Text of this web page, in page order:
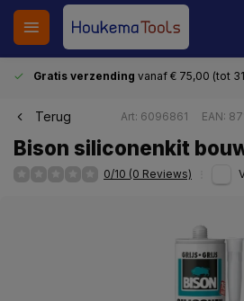
Gratis verzending vanaf € 75,00 (tot
Terug Art: 6096861 EAN:
Bison siliconenkit
0/10 (0 Reviews)